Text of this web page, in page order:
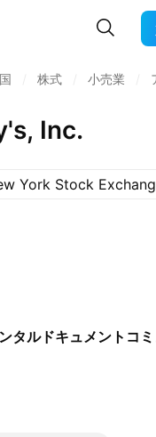
株式 小売業
Inc.
York Stock
タルドキュメント コ